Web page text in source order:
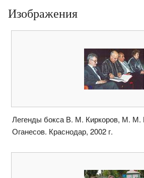
Изображения
Легенды бокса В. М. Киркоров, М. М.
Оганесов. Краснодар, 2002 г.